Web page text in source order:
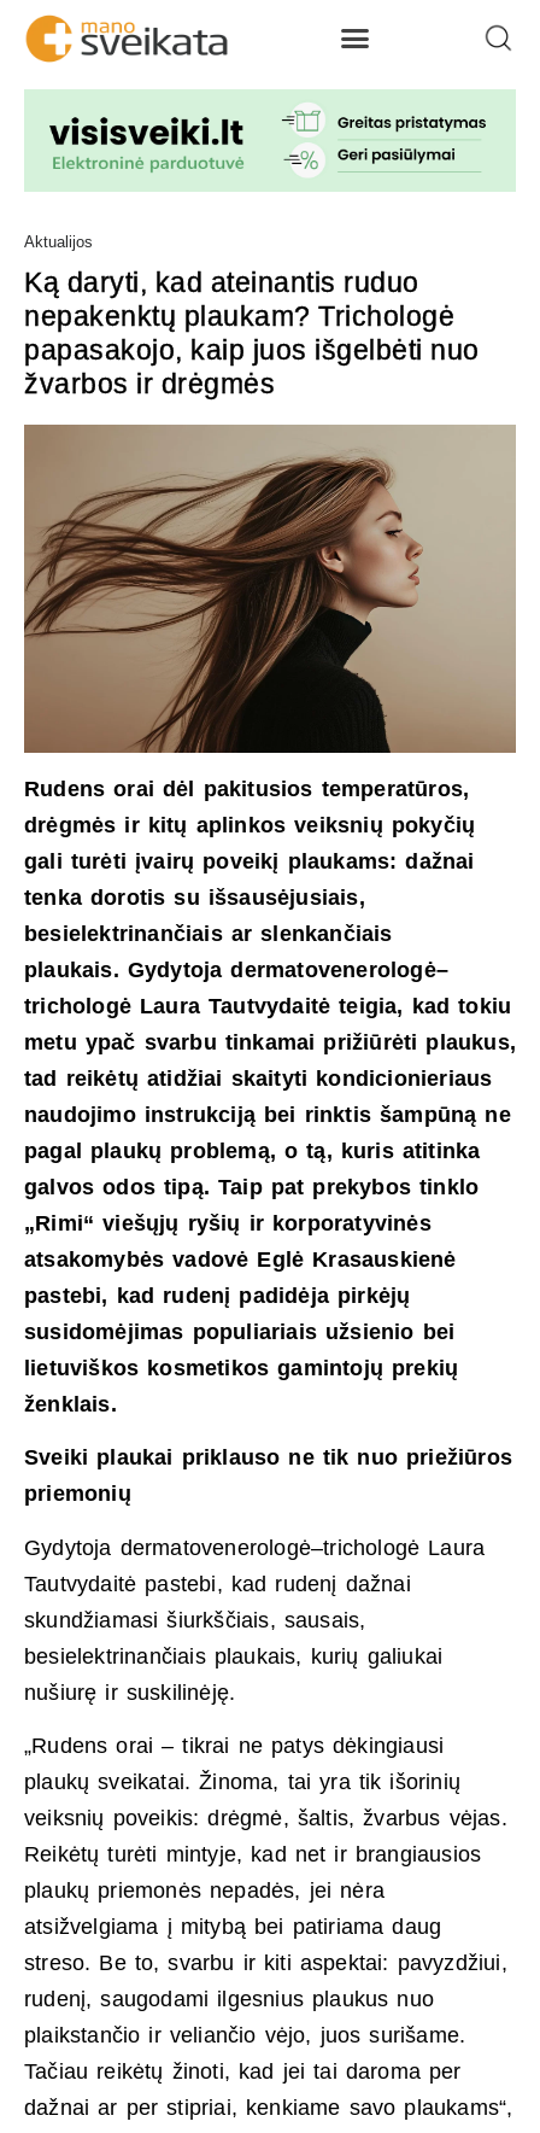
Aktualijos
Ką daryti, kad ateinantis ruduo
nepakenktų plaukam? Trichologė
papasakojo, kaip juos išgelbėti nuo
žvarbos ir drėgmės
Rudens orai dėl pakitusios temperatūros,
drėgmės ir kitų aplinkos veiksnių pokyčių
gali turėti įvairų poveikį plaukams: dažnai
tenka dorotis su išsausėjusiais,
besielektrinančiais ar slenkančiais
plaukais. Gydytoja dermatovenerologė–
trichologė Laura Tautvydaitė teigia, kad tokiu
metu ypač svarbu tinkamai prižiūrėti plaukus,
tad reikėtų atidžiai skaityti kondicionieriaus
naudojimo instrukciją bei rinktis šampūną ne
pagal plaukų problemą, o tą, kuris atitinka
galvos odos tipą. Taip pat prekybos tinklo
„Rimi“ viešųjų ryšių ir korporatyvinės
atsakomybės vadovė Eglė Krasauskienė
pastebi, kad rudenį padidėja pirkėjų
susidomėjimas populiariais užsienio bei
lietuviškos kosmetikos gamintojų prekių
ženklais.
Sveiki plaukai priklauso ne tik nuo priežiūros
priemonių
Gydytoja dermatovenerologė–trichologė Laura
Tautvydaitė pastebi, kad rudenį dažnai
skundžiamasi šiurkščiais, sausais,
besielektrinančiais plaukais, kurių galiukai
nušiurę ir suskilinėję.
„Rudens orai – tikrai ne patys dėkingiausi
plaukų sveikatai. Žinoma, tai yra tik išorinių
veiksnių poveikis: drėgmė, šaltis, žvarbus vėjas.
Reikėtų turėti mintyje, kad net ir brangiausios
plaukų priemonės nepadės, jei nėra
atsižvelgiama į mitybą bei patiriama daug
streso. Be to, svarbu ir kiti aspektai: pavyzdžiui,
rudenį, saugodami ilgesnius plaukus nuo
plaikstančio ir veliančio vėjo, juos surišame.
Tačiau reikėtų žinoti, kad jei tai daroma per
dažnai ar per stipriai, kenkiame savo plaukams“,